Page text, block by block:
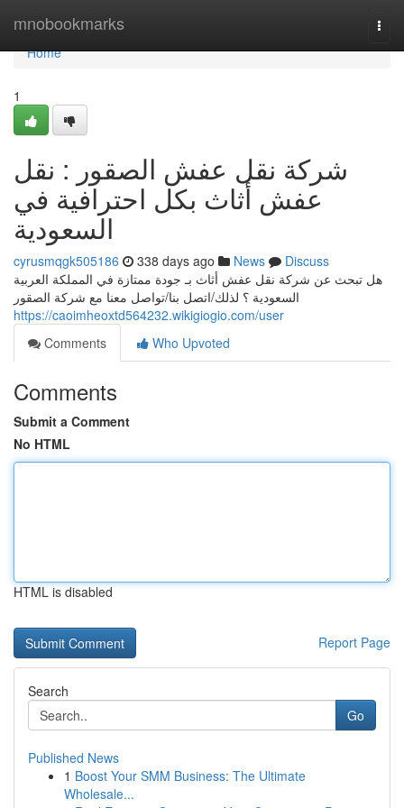
mnobookmarks
Home
Home
1
شركة نقل عفش الصقور : نقل
عفش أثاث بكل احترافية في
السعودية
cyrusmqgk505186 338 days ago News
Discuss
هل تبحث عن شركة نقل عفش أثاث بـ جودة ممتازة في المملكة العربية
السعودية ؟ لذلك/اتصل بنا/تواصل معنا مع شركة الصقور
https://caoimheoxtd564232.wikigiogio.com/user
Comments
Who Upvoted
Comments
Submit a Comment
No HTML
HTML is disabled
Report Page
Search
Go
Published News
1 Boost Your SMM Business: The Ultimate
Wholesale...